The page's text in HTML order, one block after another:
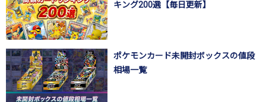
キング200選【毎日更新】
ポケモンカード未開封ボックスの値段
相場一覧